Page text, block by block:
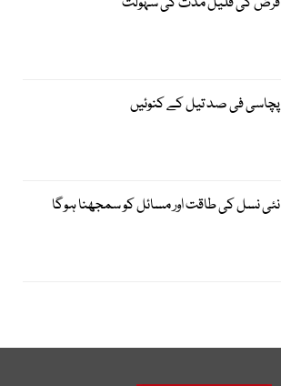
پچاسی فی صد تیل کے کنوئیں
نئی نسل کی طاقت اور مسائل کو سمجھنا ہوگا